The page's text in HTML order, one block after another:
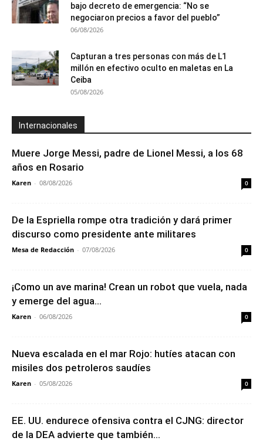
bajo decreto de emergencia: “No se
negociaron precios a favor del pueblo”
06/08/2026
Capturan a tres personas con más de L1
millón en efectivo oculto en maletas en La
Ceiba
05/08/2026
Internacionales
Muere Jorge Messi, padre de Lionel Messi, a los 68
años en Rosario
Karen - 08/08/2026 0
De la Espriella rompe otra tradición y dará primer
discurso como presidente ante militares
Mesa de Redacción - 07/08/2026 0
¡Como un ave marina! Crean un robot que vuela, nada
y emerge del agua...
Karen - 06/08/2026 0
Nueva escalada en el mar Rojo: hutíes atacan con
misiles dos petroleros saudíes
Karen - 05/08/2026 0
EE. UU. endurece ofensiva contra el CJNG: director
de la DEA advierte que también...